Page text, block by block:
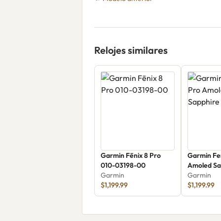
Relojes similares
Garmin Fēnix 8 Pro
010-03198-00
Garmin
$1,199.99
Garmin
Amoled
Garmin
$1,199.99